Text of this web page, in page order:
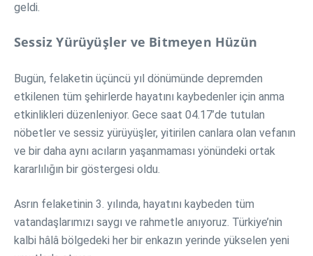
geldi.
Sessiz Yürüyüşler ve Bitmeyen Hüzün
Bugün, felaketin üçüncü yıl dönümünde depremden
etkilenen tüm şehirlerde hayatını kaybedenler için anma
etkinlikleri düzenleniyor. Gece saat 04.17’de tutulan
nöbetler ve sessiz yürüyüşler, yitirilen canlara olan vefanın
ve bir daha aynı acıların yaşanmaması yönündeki ortak
kararlılığın bir göstergesi oldu.
Asrın felaketinin 3. yılında, hayatını kaybeden tüm
vatandaşlarımızı saygı ve rahmetle anıyoruz. Türkiye’nin
kalbi hâlâ bölgedeki her bir enkazın yerinde yükselen yeni